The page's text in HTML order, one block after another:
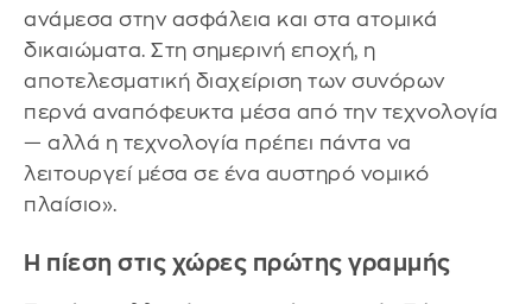
ανάμεσα στην ασφάλεια και στα ατομικά
δικαιώματα. Στη σημερινή εποχή, η
αποτελεσματική διαχείριση των συνόρων
περνά αναπόφευκτα μέσα από την τεχνολογία
— αλλά η τεχνολογία πρέπει πάντα να
λειτουργεί μέσα σε ένα αυστηρό νομικό
πλαίσιο».
Η πίεση στις χώρες πρώτης γραμμής